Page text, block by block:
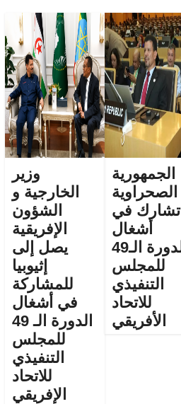
الجمهورية
الصحراوية
تشارك في
أشغال
الدورة الـ49
للمجلس
التنفيذي
للاتحاد
الأفريقي
وزير
الخارجية و
الشؤون
الإفريقية
يصل إلى
إثيوبيا
للمشاركة
في أشغال
الدورة الـ 49
للمجلس
التنفيذي
للاتحاد
الإفريقي